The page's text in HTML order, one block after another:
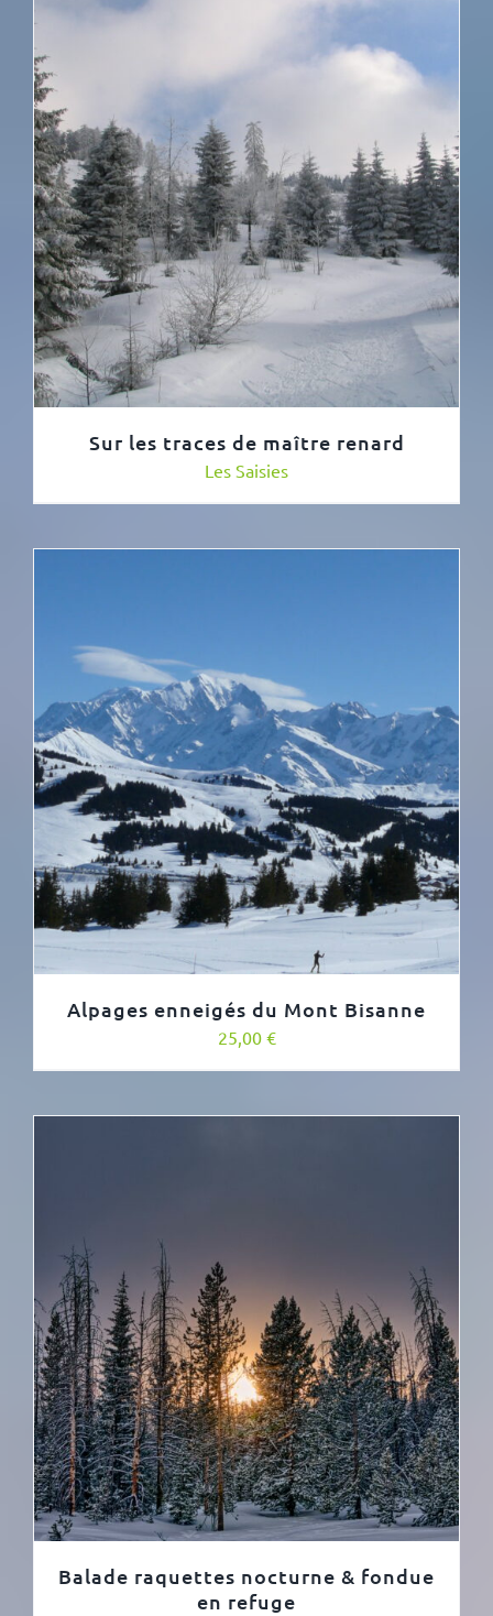
Sur les traces de maître renard
Les Saisies
Alpages enneigés du Mont Bisanne
25,00 €
Balade raquettes nocturne & fondue
en refuge